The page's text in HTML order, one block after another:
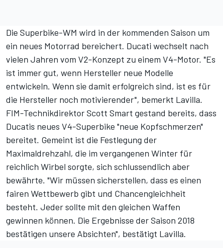
Die Superbike-WM wird in der kommenden Saison um
ein neues Motorrad bereichert. Ducati wechselt nach
vielen Jahren vom V2-Konzept zu einem V4-Motor. "Es
ist immer gut, wenn Hersteller neue Modelle
entwickeln. Wenn sie damit erfolgreich sind, ist es für
die Hersteller noch motivierender", bemerkt Lavilla.
FIM-Technikdirektor Scott Smart gestand bereits, dass
Ducatis neues V4-Superbike "neue Kopfschmerzen"
bereitet. Gemeint ist die Festlegung der
Maximaldrehzahl, die im vergangenen Winter für
reichlich Wirbel sorgte, sich schlussendlich aber
bewährte. "Wir müssen sicherstellen, dass es einen
fairen Wettbewerb gibt und Chancengleichheit
besteht. Jeder sollte mit den gleichen Waffen
gewinnen können. Die Ergebnisse der Saison 2018
bestätigen unsere Absichten", bestätigt Lavilla.